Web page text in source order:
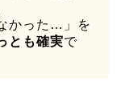
かった…」を
とも確実で